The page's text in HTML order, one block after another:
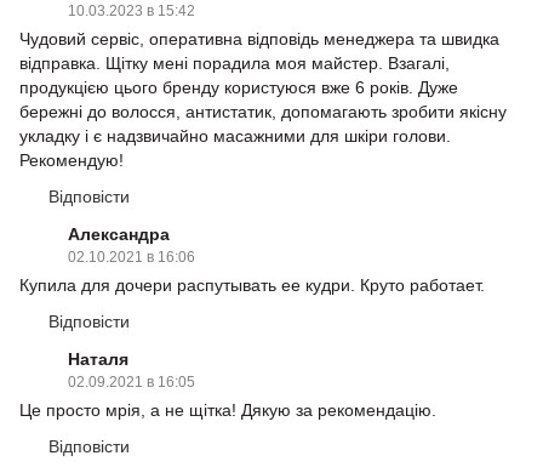
10.03.2023 в 15:42
Чудовий сервіс, оперативна відповідь менеджера та швидка
відправка. Щітку мені порадила моя майстер. Взагалі,
продукцією цього бренду користуюся вже 6 років. Дуже
бережні до волосся, антистатик, допомагають зробити якісну
укладку і є надзвичайно масажними для шкіри голови.
Рекомендую!
Відповісти
Александра
02.10.2021 в 16:06
Купила для дочери распутывать ее кудри. Круто работает.
Відповісти
Наталя
02.09.2021 в 16:05
Це просто мрія, а не щітка! Дякую за рекомендацію.
Відповісти